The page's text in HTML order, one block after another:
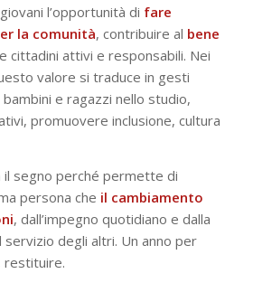
l’opportunità di fare
la comunità, contribuire al bene
cittadini attivi e responsabili. Nei
valore si traduce in gesti
e ragazzi nello studio,
promuovere inclusione, cultura
il segno perché permette di
persona che il cambiamento
, dall’impegno quotidiano e dalla
degli altri. Un anno per
restituire.